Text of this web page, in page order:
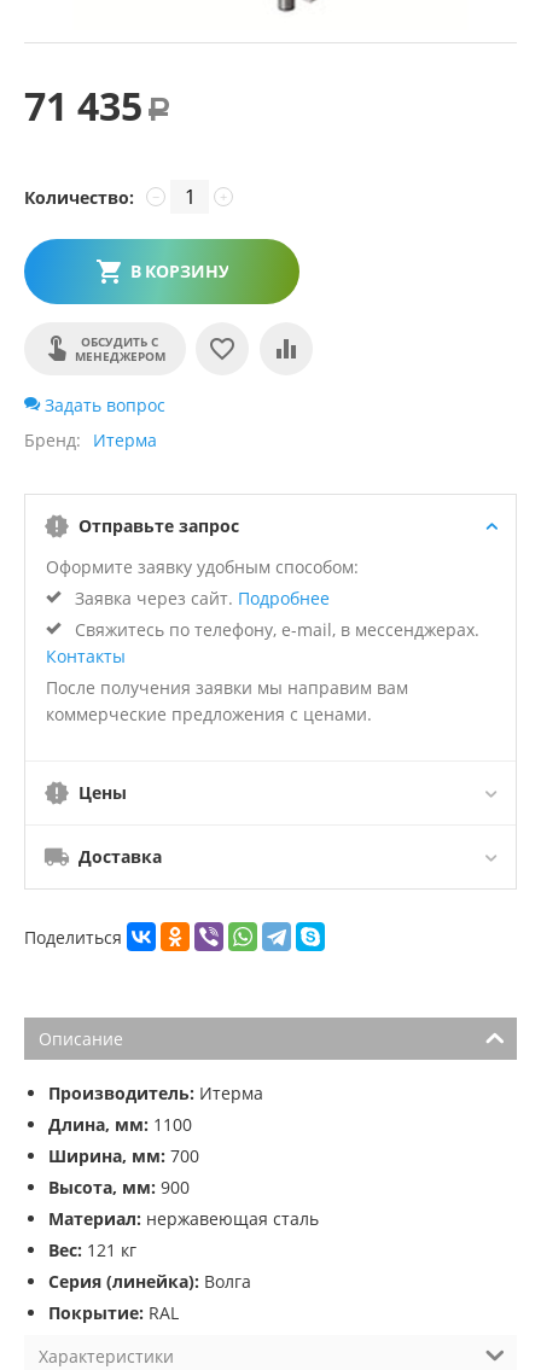
71 435 Р
Количество: +
−
В КОРЗИНУ
ОБСУДИТЬ С
МЕНЕДЖЕРОМ
Задать вопрос
Бренд
Итерма
Отправьте запрос
Оформите заявку удобным способом:
Заявка через сайт. Подробнее
Свяжитесь по телефону, e-mail, в мессенджерах.
Контакты
После получения заявки мы направим вам
коммерческие предложения с ценами.
Цены
Доставка
Поделиться
Описание
Производитель: Итерма
Длина, мм: 1100
Ширина, мм: 700
Высота, мм: 900
Материал: нержавеющая сталь
Вес: 121 кг
Серия (линейка): Волга
Покрытие: RAL
Характеристики